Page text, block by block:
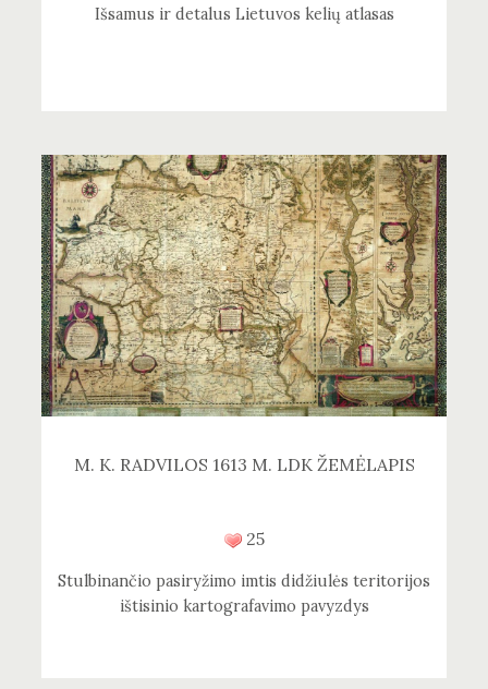
Išsamus ir detalus Lietuvos kelių atlasas
M. K. RADVILOS 1613 M. LDK ŽEMĖLAPIS
25
Stulbinančio pasiryžimo imtis didžiulės teritorijos
ištisinio kartografavimo pavyzdys